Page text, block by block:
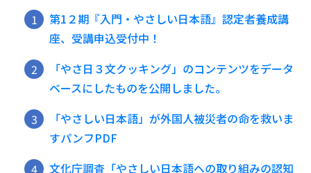
第1２期『入門・やさしい日本語』認定者養成講
座、受講申込受付中！
「やさ日３文クッキング」のコンテンツをデータ
ベースにしたものを公開しました。
「やさしい日本語」が外国人被災者の命を救いま
すパンフPDF
文化庁調査「やさしい日本語への取り組みの認知